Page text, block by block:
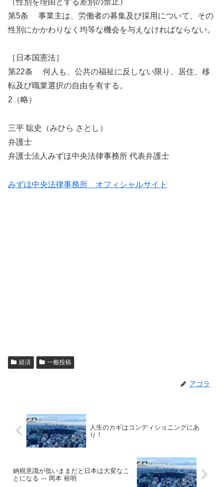
第5条 事業主は、労働者の募集及び採用について、その
性別にかかわりなく均等な機会を与えなければならない。
［日本国憲法］
第22条 何人も、公共の福祉に反しない限り、居住、移
転及び職業選択の自由を有する。
2（略）
三平 聡史（みひら さとし）
弁護士
弁護士法人みずほ中央法律事務所 代表弁護士
みずほ中央法律事務所 オフィシャルサイト
経済 一般投稿
アゴラ
人生のカギはコンディショニングにあ
り！
納税意識が低いままだと日本は大変なこ
とになる --- 岡本 裕明